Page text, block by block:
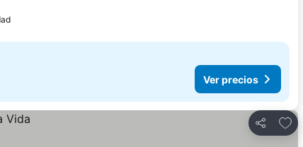
Ver precios
Compartir